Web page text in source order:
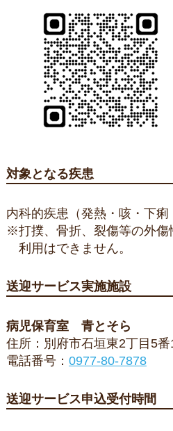
対象となる疾患
内科的疾患（発熱・咳・下痢
※打撲、骨折、裂傷等の外傷
利用はできません。
送迎サービス実施施設
病児保育室 青とそら
住所：別府市石垣東2丁目5番
電話番号： 0977-80-7878
送迎サービス申込受付時間